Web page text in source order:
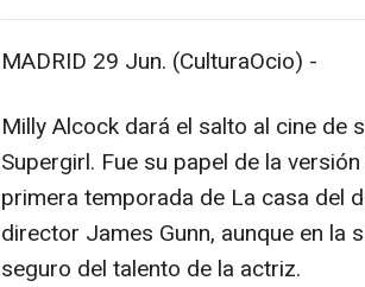
MADRID 29 Jun. (CulturaOcio) -
Milly Alcock dará el salto al cine
Supergirl. Fue su papel de la
primera temporada de La casa del
director James Gunn, aunque en la
seguro del talento de la actriz.